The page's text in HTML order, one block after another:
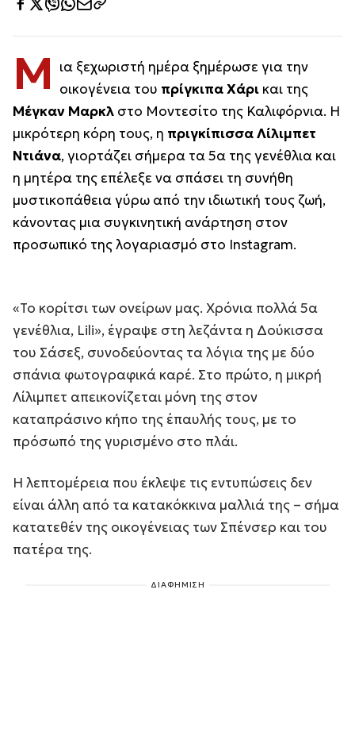
Μ ια ξεχωριστή ημέρα ξημέρωσε για την
οικογένεια του πρίγκιπα Χάρι και της
Μέγκαν Μαρκλ στο Μοντεσίτο της Καλιφόρνια. Η
μικρότερη κόρη τους, η πριγκίπισσα Λίλιμπετ
Ντιάνα, γιορτάζει σήμερα τα 5α της γενέθλια και
η μητέρα της επέλεξε να σπάσει τη συνήθη
μυστικοπάθεια γύρω από την ιδιωτική τους ζωή,
κάνοντας μια συγκινητική ανάρτηση στον
προσωπικό της λογαριασμό στο Instagram.
«Το κορίτσι των ονείρων μας. Χρόνια πολλά 5α
γενέθλια, Lili», έγραψε στη λεζάντα η Δούκισσα
του Σάσεξ, συνοδεύοντας τα λόγια της με δύο
σπάνια φωτογραφικά καρέ. Στο πρώτο, η μικρή
Λίλιμπετ απεικονίζεται μόνη της στον
καταπράσινο κήπο της έπαυλής τους, με το
πρόσωπό της γυρισμένο στο πλάι.
Η λεπτομέρεια που έκλεψε τις εντυπώσεις δεν
είναι άλλη από τα κατακόκκινα μαλλιά της – σήμα
κατατεθέν της οικογένειας των Σπένσερ και του
πατέρα της.
ΔΙΑΦΗΜΙΣΗ